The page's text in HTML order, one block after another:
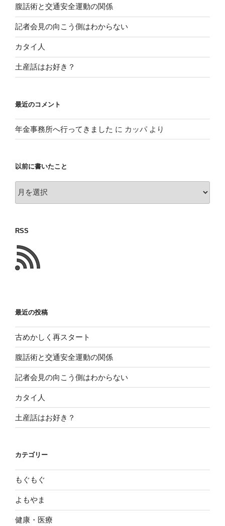
腹話術と交通安全運動の関係
記者会見の向こう側はわからない
カタイ人
土産話はお好き？
最近のコメント
年金事務所へ行ってきました に カッパより
以前に書いたこと
前
い
た
こ
と
RSS
最近の投稿
古めかしく再スタート
腹話術と交通安全運動の関係
記者会見の向こう側はわからない
カタイ人
土産話はお好き？
カテゴリー
もぐもぐ
よもやま
健康・医療